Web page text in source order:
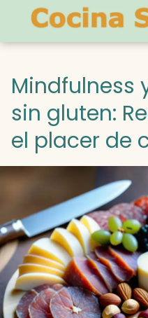
Mindfulness
sin gluten:
el placer de